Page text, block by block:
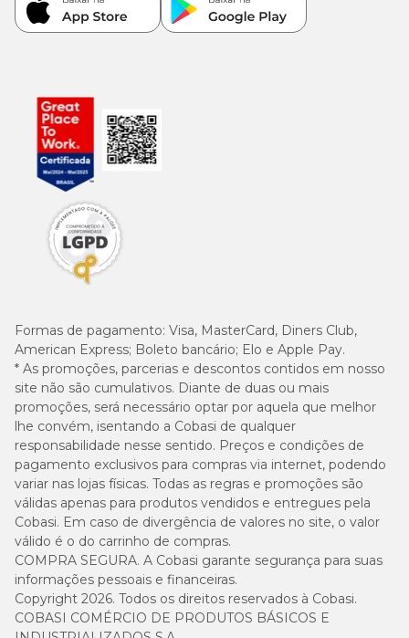
Formas de pagamento: Visa, MasterCard, Diners Club,
American Express; Boleto bancário; Elo e Apple Pay.
* As promoções, parcerias e descontos contidos em nosso
site não são cumulativos. Diante de duas ou mais
promoções, será necessário optar por aquela que melhor
lhe convém, isentando a Cobasi de qualquer
responsabilidade nesse sentido. Preços e condições de
pagamento exclusivos para compras via internet, podendo
variar nas lojas físicas. Todas as regras e promoções são
válidas apenas para produtos vendidos e entregues pela
Cobasi. Em caso de divergência de valores no site, o valor
válido é o do carrinho de compras.
COMPRA SEGURA. A Cobasi garante segurança para suas
informações pessoais e financeiras.
Copyright 2026. Todos os direitos reservados à Cobasi.
COBASI COMÉRCIO DE PRODUTOS BÁSICOS E